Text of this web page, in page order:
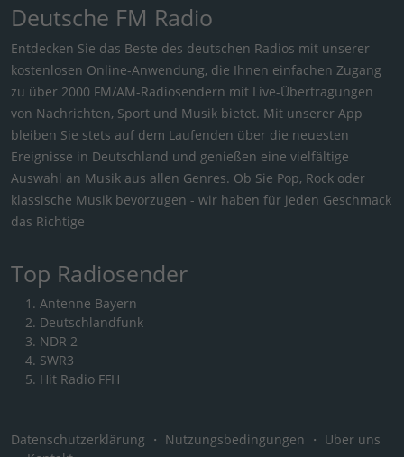
Deutsche FM Radio
Entdecken Sie das Beste des deutschen Radios mit unserer
kostenlosen Online-Anwendung, die Ihnen einfachen Zugang
zu über 2000 FM/AM-Radiosendern mit Live-Übertragungen
von Nachrichten, Sport und Musik bietet. Mit unserer App
bleiben Sie stets auf dem Laufenden über die neuesten
Ereignisse in Deutschland und genießen eine vielfältige
Auswahl an Musik aus allen Genres. Ob Sie Pop, Rock oder
klassische Musik bevorzugen - wir haben für jeden Geschmack
das Richtige
Top Radiosender
Antenne Bayern
Deutschlandfunk
NDR 2
SWR3
Hit Radio FFH
Datenschutzerklärung ・ Nutzungsbedingungen ・ Über uns